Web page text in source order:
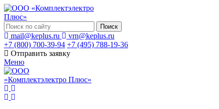
Поиск
mail@keplus.ru
vrn@keplus.ru
+7 (800) 700-39-94 +7 (495) 788-19-36
Отправить заявку
Меню